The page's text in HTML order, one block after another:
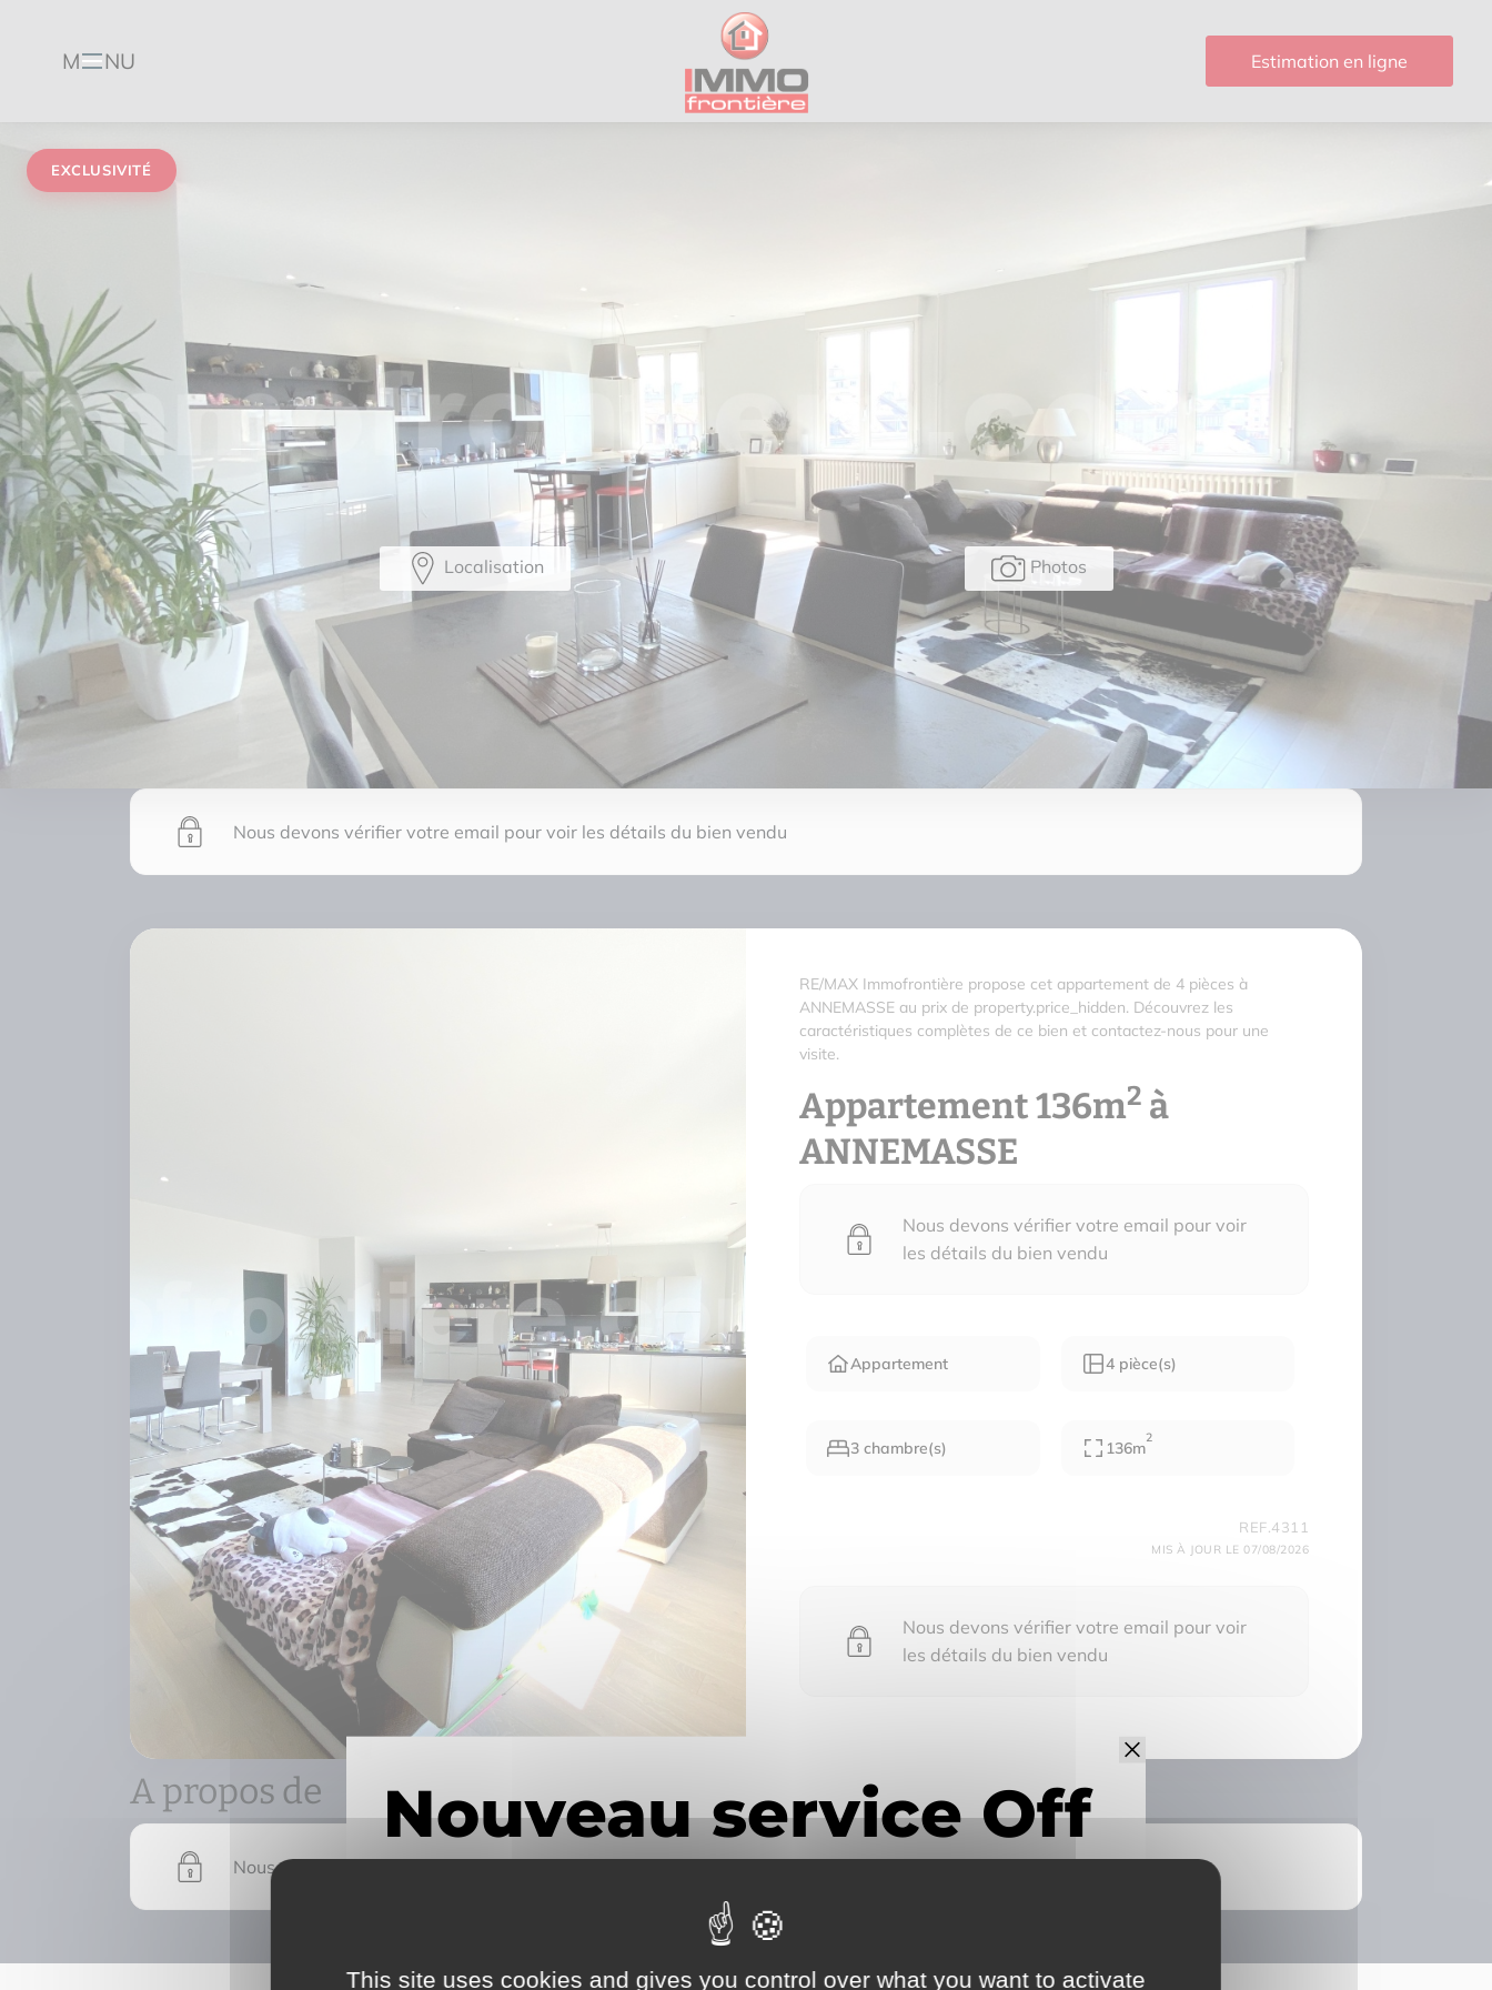
M
Menu
NU Estimation en ligne
EXCLUSIVITÉ
Photos
Localisation
Nous devons vérifier votre email pour voir les détails du bien vendu
RE/MAX Immofrontière propose cet appartement de 4 pièces à
ANNEMASSE au prix de property.price_hidden. Découvrez les
caractéristiques complètes de ce bien et contactez-nous pour une
visite.
Appartement 136m2 à
ANNEMASSE
Nous devons vérifier votre email pour voir
les détails du bien vendu
Appartement 4 pièce(s)
3 chambre(s) 136m
2
REF.4311
MIS À JOUR LE 07/08/2026
Nous devons vérifier votre email pour voir
les détails du bien vendu
A propos de
Nous devons vérifier votre email pour voir les détails du bien vendu
This site uses cookies and gives you control over what you want to activate